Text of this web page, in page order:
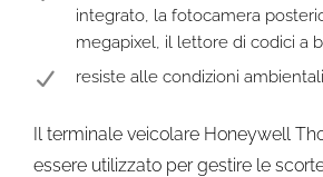
integrato, la fotocamera
megapixel, il lettore di codici a
resiste alle condizioni
Il terminale veicolare Honeywell
essere utilizzato per gestire le